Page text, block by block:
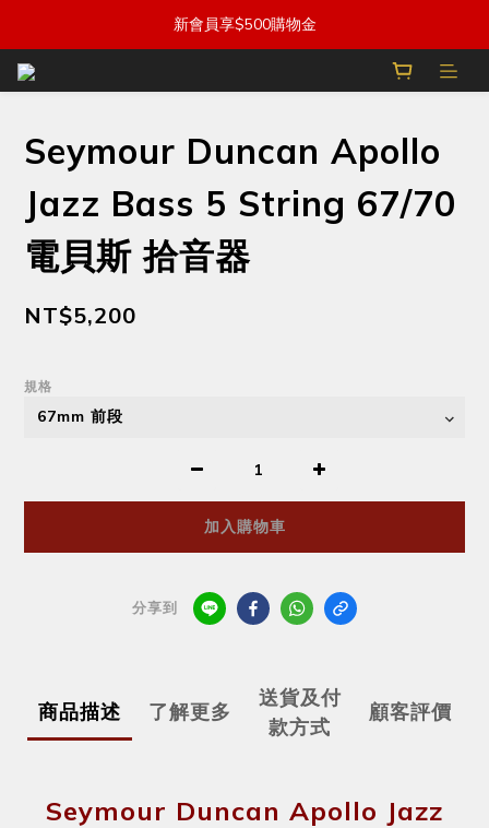
新會員享$500購物金
Seymour Duncan Apollo
Jazz Bass 5 String 67/70
電貝斯 拾音器
NT$5,200
規格
加入購物車
分享到
商品描述 了解更多
送貨及付
款方式
顧客評價
Seymour Duncan Apollo Jazz